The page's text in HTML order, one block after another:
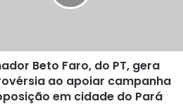
Beto Faro, do PT, gera
ao apoiar campanha
em cidade do Pará